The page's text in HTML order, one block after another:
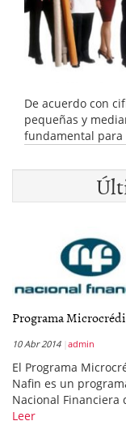
De acuerdo con
pequeñas y
fundamental para
Programa
10 Abr 2014 admin
El Programa
Nafin es un
Nacional Financiera
Leer